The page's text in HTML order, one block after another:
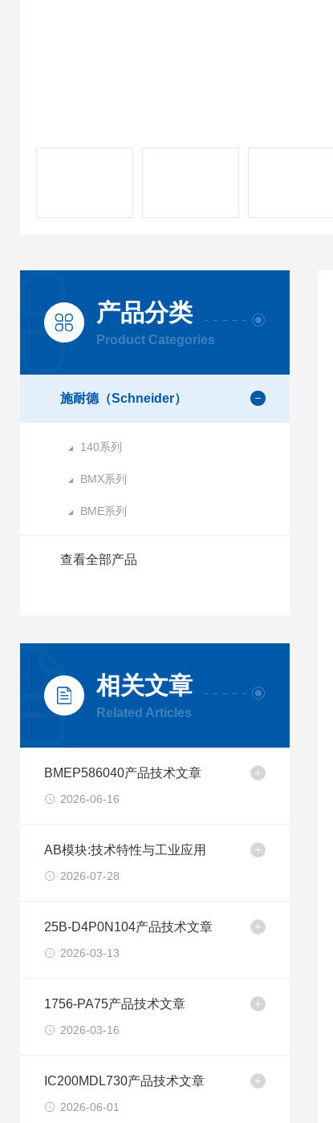
产品分类
Product Categories
施耐德（Schneider）
140系列
BMX系列
BME系列
查看全部产品
相关文章
Related Articles
BMEP586040产品技术文章
2026-06-16
AB模块:技术特性与工业应用
2026-07-28
25B-D4P0N104产品技术文章
2026-03-13
1756-PA75产品技术文章
2026-03-16
IC200MDL730产品技术文章
2026-06-01